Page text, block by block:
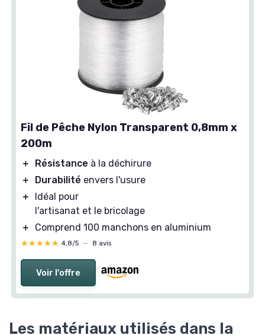
Fil de Pêche Nylon Transparent 0,8mm x
200m
＋ Résistance à la déchirure
＋
Durabilité envers l'usure
＋
Idéal pour
l'artisanat et le bricolage
＋
Comprend 100 manchons en aluminium
★★★★★
★★★★★ 4,8/5 — 8 avis
Voir l'offre
Les matériaux utilisés dans la